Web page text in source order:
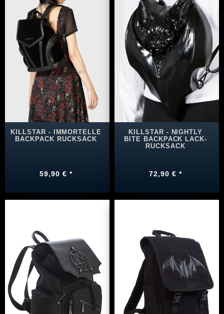
KILLSTAR - IMMORTELLE
BACKPACK RUCKSACK
59,90 € *
KILLSTAR - NIGHTLY
BITE BACKPACK LACK-
RUCKSACK
72,90 € *